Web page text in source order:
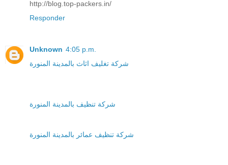
http://blog.top-packers.in/
Responder
Unknown 4:05 p.m.
شركة تغليف اثاث بالمدينة المنورة
شركة تنظيف بالمدينة المنورة
شركة تنظيف عمائر بالمدينة المنورة